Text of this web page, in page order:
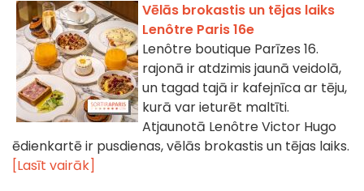
Vēlās brokastis un tējas laiks
Lenôtre Paris 16e
Lenôtre boutique Parīzes 16.
rajonā ir atdzimis jaunā veidolā,
un tagad tajā ir kafejnīca ar tēju,
kurā var ieturēt maltīti.
Atjaunotā Lenôtre Victor Hugo
ēdienkartē ir pusdienas, vēlās brokastis un tējas laiks.
[Lasīt vairāk]